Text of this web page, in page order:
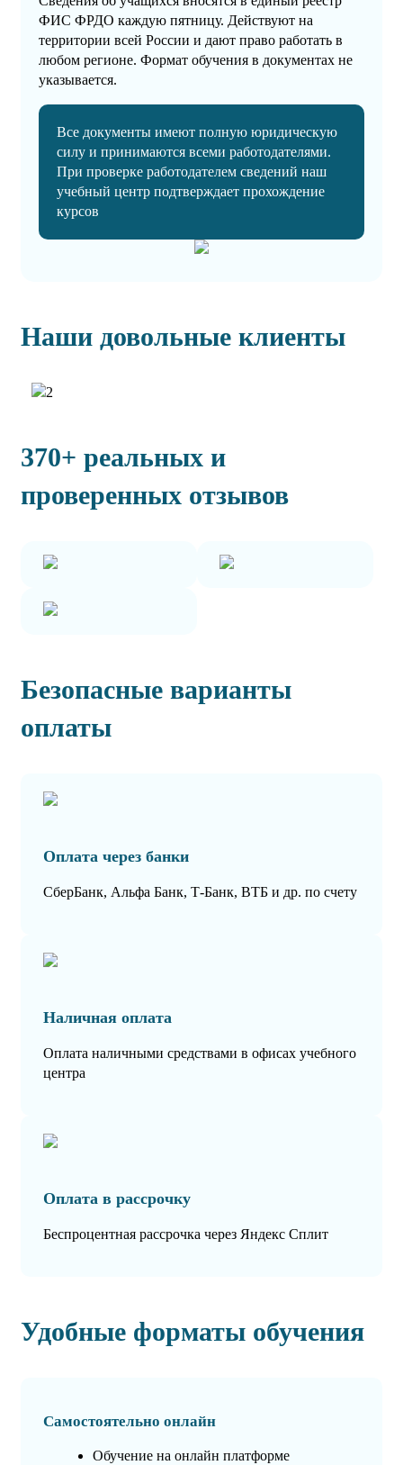
ФИС ФРДО каждую пятницу. Действуют на
территории всей России и дают право работать в
любом регионе. Формат обучения в документах не
указывается.
Все документы имеют полную юридическую
силу и принимаются всеми работодателями.
При проверке работодателем сведений наш
учебный центр подтверждает прохождение
курсов
Наши довольные клиенты
370+ реальных и
проверенных отзывов
Безопасные варианты
оплаты
Оплата через банки
СберБанк, Альфа Банк, Т-Банк, ВТБ и др. по счету
Наличная оплата
Оплата наличными средствами в офисах учебного
центра
Оплата в рассрочку
Беспроцентная рассрочка через Яндекс Сплит
Удобные форматы обучения
Самостоятельно онлайн
Обучение на онлайн платформе